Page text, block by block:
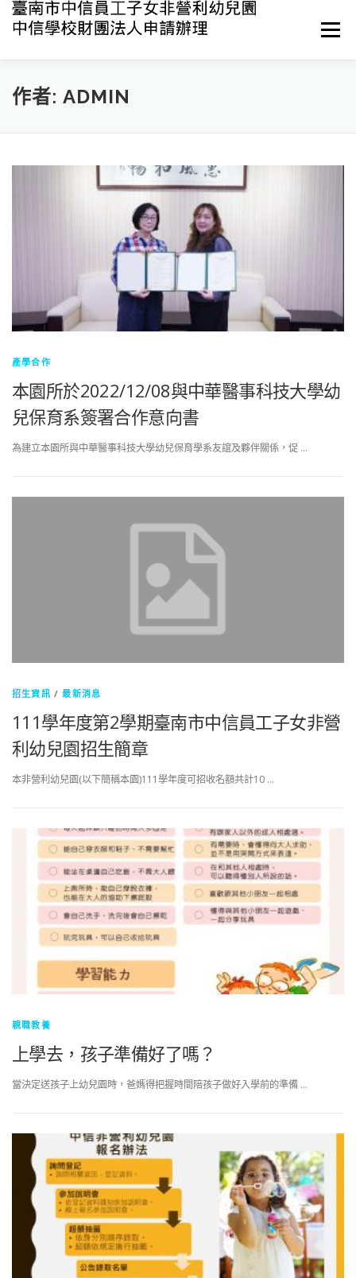
選單
最新消息 關於中信
作者: ADMIN
產學合作
本園所於2022/12/08與中華醫事科技大學幼
兒保育系簽署合作意向書
為建立本園所與中華醫事科技大學幼兒保育學系友誼及夥伴關係，促 …
招生資訊 /最新消息
111學年度第2學期臺南市中信員工子女非營
利幼兒園招生簡章
本非營利幼兒園(以下簡稱本園)111學年度可招收名額共計10 …
親職教養
上學去，孩子準備好了嗎？
當決定送孩子上幼兒園時，爸媽得把握時間陪孩子做好入學前的準備 …